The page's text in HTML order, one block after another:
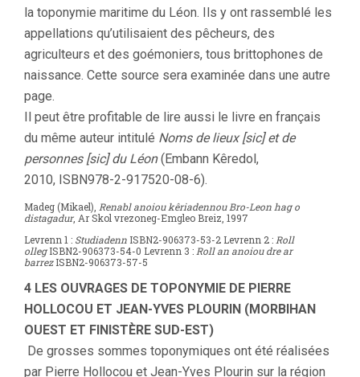
la toponymie maritime du Léon. Ils y ont rassemblé les
appellations qu’utilisaient des pêcheurs, des
agriculteurs et des goémoniers, tous brittophones de
naissance. Cette source sera examinée dans une autre
page.
Il peut être profitable de lire aussi le livre en français
du même auteur intitulé Noms de lieux [sic] et de
personnes [sic] du Léon(Embann Kêredol,
2010, ISBN978-2-917520-08-6).
Madeg (Mikael), Renabl anoiou kêriadennou Bro-Leon hag o
distagadur, Ar Skol vrezoneg-Emgleo Breiz, 1997
Levrenn 1 : Studiadenn ISBN2-906373-53-2 Levrenn 2 : Roll
ollegISBN2-906373-54-0 Levrenn 3 : Roll an anoiou dre ar
barrezISBN2-906373-57-5
4 LES OUVRAGES DE TOPONYMIE DE PIERRE
HOLLOCOU ET JEAN-YVES PLOURIN (MORBIHAN
OUEST ET FINISTÈRE SUD-EST)
De grosses sommes toponymiques ont été réalisées
par Pierre Hollocou et Jean-Yves Plourin sur la région